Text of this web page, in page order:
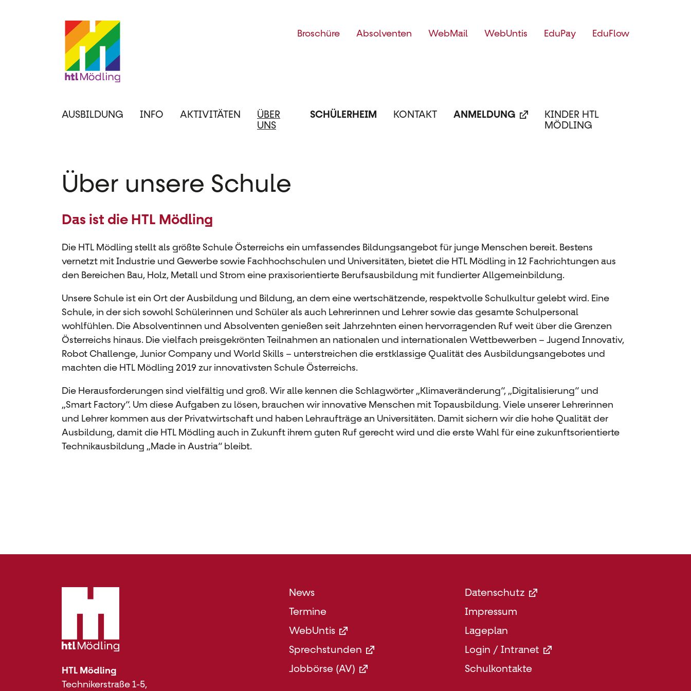
Top
Broschüre Absolventen WebMail WebUntis EduPay EduFlow
Hauptnavigation
AUSBILDUNG INFO AKTIVITÄTEN
ÜBER
UNS
SCHÜLERHEIM KONTAKT ANMELDUNG
KINDER HTL
MÖDLING
Über unsere Schule
Das ist die HTL Mödling
Die HTL Mödling stellt als größte Schule Österreichs ein umfassendes Bildungsangebot für junge Menschen bereit. Bestens
vernetzt mit Industrie und Gewerbe sowie Fachhochschulen und Universitäten, bietet die HTL Mödling in 12 Fachrichtungen aus
den Bereichen Bau, Holz, Metall und Strom eine praxisorientierte Berufsausbildung mit fundierter Allgemeinbildung.
Unsere Schule ist ein Ort der Ausbildung und Bildung, an dem eine wertschätzende, respektvolle Schulkultur gelebt wird. Eine
Schule, in der sich sowohl Schülerinnen und Schüler als auch Lehrerinnen und Lehrer sowie das gesamte Schulpersonal
wohlfühlen. Die Absolventinnen und Absolventen genießen seit Jahrzehnten einen hervorragenden Ruf weit über die Grenzen
Österreichs hinaus. Die vielfach preisgekrönten Teilnahmen an nationalen und internationalen Wettbewerben – Jugend Innovativ,
Robot Challenge, Junior Company und World Skills – unterstreichen die erstklassige Qualität des Ausbildungsangebotes und
machten die HTL Mödling 2019 zur innovativsten Schule Österreichs.
Die Herausforderungen sind vielfältig und groß. Wir alle kennen die Schlagwörter „Klimaveränderung“, „Digitalisierung“ und
„Smart Factory“. Um diese Aufgaben zu lösen, brauchen wir innovative Menschen mit Topausbildung. Viele unserer Lehrerinnen
und Lehrer kommen aus der Privatwirtschaft und haben Lehraufträge an Universitäten. Damit sichern wir die hohe Qualität der
Ausbildung, damit die HTL Mödling auch in Zukunft ihrem guten Ruf gerecht wird und die erste Wahl für eine zukunftsorientierte
Technikausbildung „Made in Austria“ bleibt.
HTL Mödling
Technikerstraße 1-5,
Footer
Menü
News
Termine
WebUntis
Sprechstunden
Jobbörse (AV)
Footer
Menü
Rechts
Datenschutz
Impressum
Lageplan
Login / Intranet
Schulkontakte